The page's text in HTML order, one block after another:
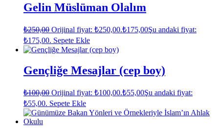
Gelin Müslüman Olalım
₺250,00 Orijinal fiyat: ₺250,00.₺175,00Şu andaki fiyat:
₺175,00. Sepete Ekle
Gençliğe Mesajlar (cep boy)
₺100,00 Orijinal fiyat: ₺100,00.₺55,00Şu andaki fiyat:
₺55,00. Sepete Ekle